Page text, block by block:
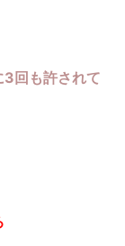
3回も許されて